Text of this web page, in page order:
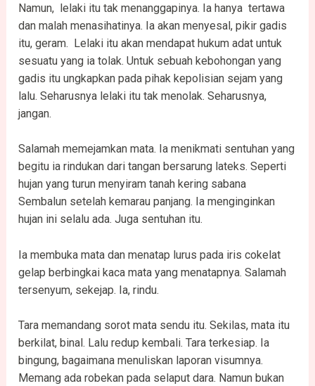
Namun, lelaki itu tak menanggapinya. Ia hanya tertawa
dan malah menasihatinya. Ia akan menyesal, pikir gadis
itu, geram. Lelaki itu akan mendapat hukum adat untuk
sesuatu yang ia tolak. Untuk sebuah kebohongan yang
gadis itu ungkapkan pada pihak kepolisian sejam yang
lalu. Seharusnya lelaki itu tak menolak. Seharusnya,
jangan.
Salamah memejamkan mata. Ia menikmati sentuhan yang
begitu ia rindukan dari tangan bersarung lateks. Seperti
hujan yang turun menyiram tanah kering sabana
Sembalun setelah kemarau panjang. Ia menginginkan
hujan ini selalu ada. Juga sentuhan itu.
Ia membuka mata dan menatap lurus pada iris cokelat
gelap berbingkai kaca mata yang menatapnya. Salamah
tersenyum, sekejap. Ia, rindu.
Tara memandang sorot mata sendu itu. Sekilas, mata itu
berkilat, binal. Lalu redup kembali. Tara terkesiap. Ia
bingung, bagaimana menuliskan laporan visumnya.
Memang ada robekan pada selaput dara. Namun bukan